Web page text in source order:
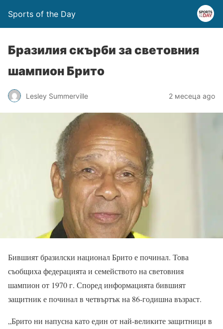
Sports of the Day
Бразилия скърби за световния
шампион Брито
Lesley Summerville 2 месеца ago
Бившият бразилски национал Брито е починал. Това
съобщиха федерацията и семейството на световния
шампион от 1970 г. Според информацията бившият
защитник е починал в четвъртък на 86-годишна възраст.
„Брито ни напусна като един от най-великите защитници в